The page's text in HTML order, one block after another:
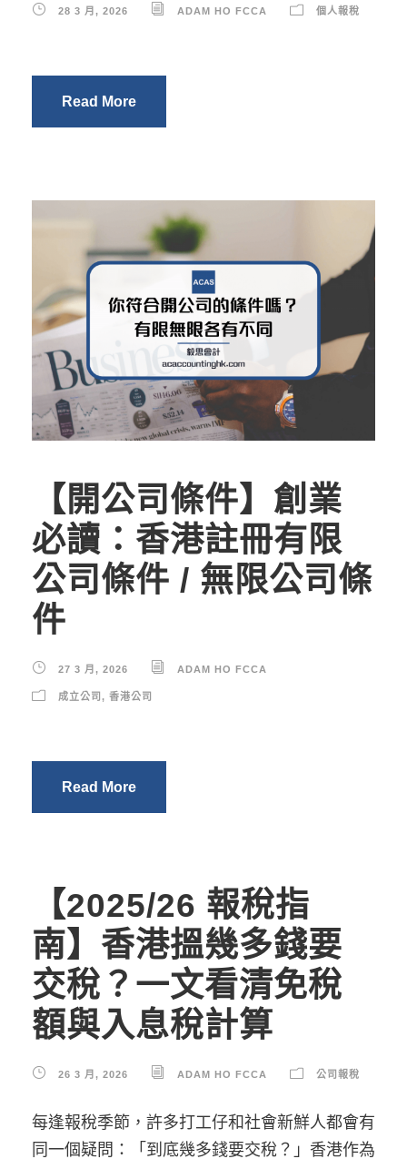
28 3 月, 2026 ADAM HO FCCA 個人報稅
Read More
【開公司條件】創業
必讀：香港註冊有限
公司條件 / 無限公司條
件
27 3 月, 2026 ADAM HO FCCA
成立公司 , 香港公司
Read More
【2025/26 報稅指
南】香港搵幾多錢要
交稅？一文看清免稅
額與入息稅計算
26 3 月, 2026 ADAM HO FCCA 公司報稅
每逢報稅季節，許多打工仔和社會新鮮人都會有
同一個疑問：「到底幾多錢要交稅？」香港作為